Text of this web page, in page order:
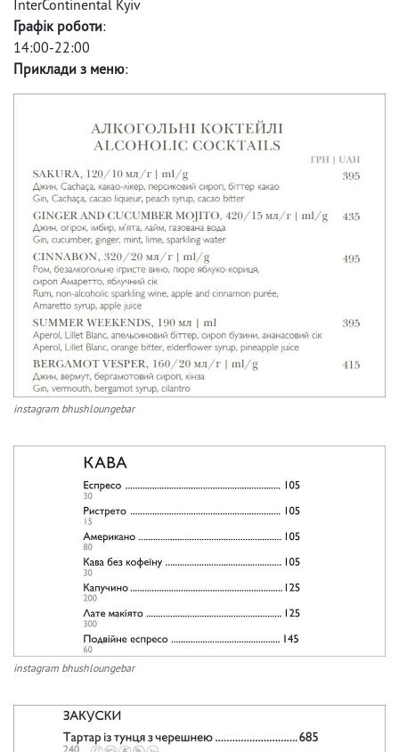
InterContinental Kyiv
Графік роботи:
14:00-22:00
Приклади з меню:
instagram bhushloungebar
instagram bhushloungebar